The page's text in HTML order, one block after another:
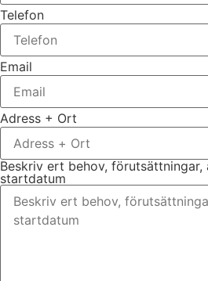
Telefon
Email
Adress + Ort
Beskriv ert behov, förutsättningar,
startdatum